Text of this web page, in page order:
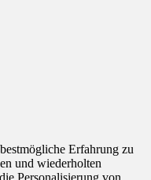
Erfahrung zu
und wiederholten
Personalisierung von